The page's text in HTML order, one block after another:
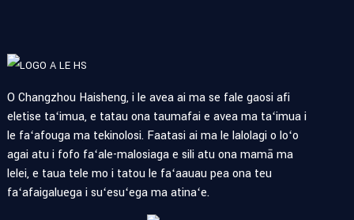
O Changzhou Haisheng, i le avea ai ma se fale gaosi afi
eletise taʻimua, e tatau ona taumafai e avea ma taʻimua i
le faʻafouga ma tekinolosi. Faatasi ai ma le lalolagi o loʻo
agai atu i fofo faʻale-malosiaga e sili atu ona mamā ma
lelei, e taua tele mo i tatou le faʻaauau pea ona teu
faʻafaigaluega i suʻesuʻega ma atinaʻe.